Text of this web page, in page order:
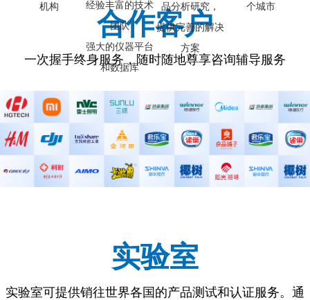
机构
经验丰富的技术
团队
强大的仪器平台
和数据库
品分析研究，
提供完善的解决
方案
个城市
合作客户
一次握手终身服务，随时随地尊享咨询辅导服务
实验室
实验室可提供销往世界各国的产品测试和认证服务。通